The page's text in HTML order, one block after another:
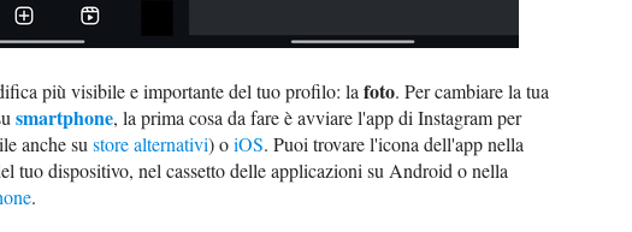
più visibile e importante del tuo profilo: la foto. Per cambiare la tua
smartphone, la prima cosa da fare è avviare l'app di Instagram per
anche su store alternativi) oiOS. Puoi trovare l'icona dell'app nella
tuo dispositivo, nel cassetto delle applicazioni su Android o nella
.